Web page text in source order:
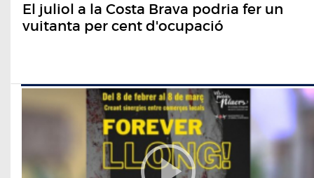
El juliol a la Costa Brava podria fer un
vuitanta per cent d'ocupació